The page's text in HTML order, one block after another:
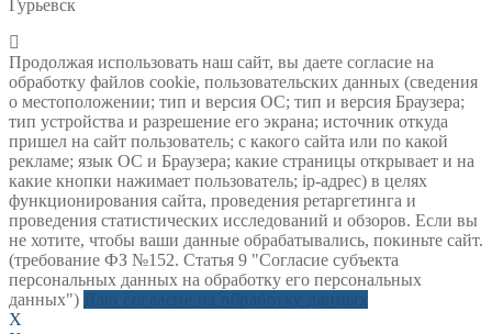
Гурьевск
Продолжая использовать наш сайт, вы даете согласие на
обработку файлов cookie, пользовательских данных (сведения
о местоположении; тип и версия ОС; тип и версия Браузера;
тип устройства и разрешение его экрана; источник откуда
пришел на сайт пользователь; с какого сайта или по какой
рекламе; язык ОС и Браузера; какие страницы открывает и на
какие кнопки нажимает пользователь; ip-адрес) в целях
функционирования сайта, проведения ретаргетинга и
проведения статистических исследований и обзоров. Если вы
не хотите, чтобы ваши данные обрабатывались, покиньте сайт.
(требование ФЗ №152. Статья 9 "Согласие субъекта
персональных данных на обработку его персональных
данных")
X